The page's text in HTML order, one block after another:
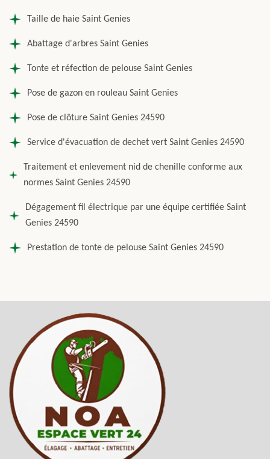
Taille de haie Saint Genies
Abattage d'arbres Saint Genies
Tonte et réfection de pelouse Saint Genies
Pose de gazon en rouleau Saint Genies
Pose de clôture Saint Genies 24590
Service d'évacuation de dechet vert Saint Genies 24590
Traitement et enlevement nid de chenille conforme aux
normes Saint Genies 24590
Dégagement fil électrique par une équipe certifiée Saint
Genies 24590
Prestation de tonte de pelouse Saint Genies 24590